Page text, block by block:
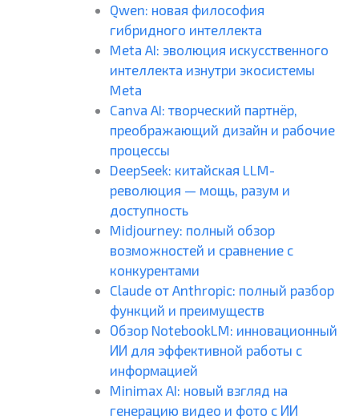
Qwen: новая философия
гибридного интеллекта
Meta AI: эволюция искусственного
интеллекта изнутри экосистемы
Meta
Canva AI: творческий партнёр,
преображающий дизайн и рабочие
процессы
DeepSeek: китайская LLM-
революция — мощь, разум и
доступность
Midjourney: полный обзор
возможностей и сравнение с
конкурентами
Claude от Anthropic: полный разбор
функций и преимуществ
Обзор NotebookLM: инновационный
ИИ для эффективной работы с
информацией
Minimax AI: новый взгляд на
генерацию видео и фото с ИИ